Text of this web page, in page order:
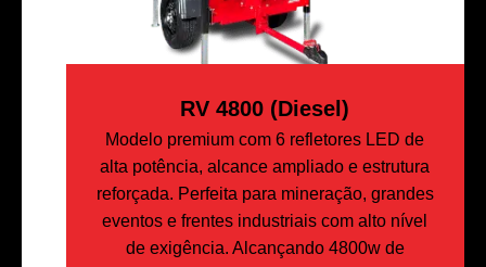
RV 4800 (Diesel)
Modelo premium com 6 refletores LED de
alta potência, alcance ampliado e estrutura
reforçada. Perfeita para mineração, grandes
eventos e frentes industriais com alto nível
de exigência. Alcançando 4800w de